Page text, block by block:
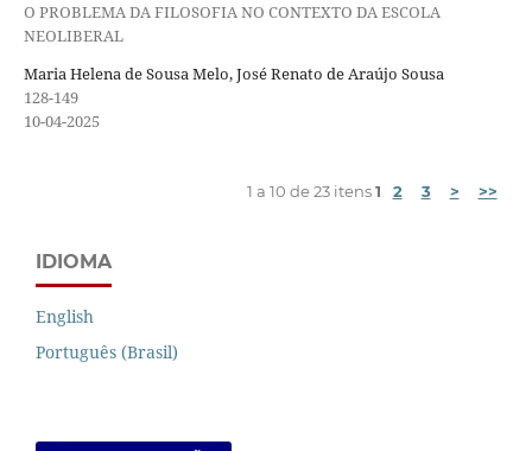
O PROBLEMA DA FILOSOFIA NO CONTEXTO DA ESCOLA
NEOLIBERAL
Maria Helena de Sousa Melo, José Renato de Araújo Sousa
128-149
10-04-2025
1 a 10 de 23 itens1 2 3 > >>
IDIOMA
English
Português (Brasil)